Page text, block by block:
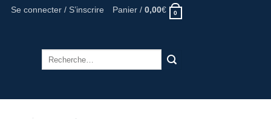
Se connecter / S’inscrire Panier / 0,00€ 0